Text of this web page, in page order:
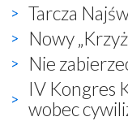
Tarcza
Nowy
Nie
IV Kongres
wobec